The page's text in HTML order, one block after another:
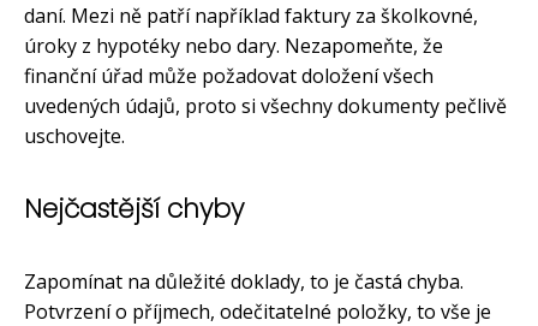
daní. Mezi ně patří například faktury za školkovné,
úroky z hypotéky nebo dary. Nezapomeňte, že
finanční úřad může požadovat doložení všech
uvedených údajů, proto si všechny dokumenty pečlivě
uschovejte.
Nejčastější chyby
Zapomínat na důležité doklady, to je častá chyba.
Potvrzení o příjmech, odečitatelné položky, to vše je